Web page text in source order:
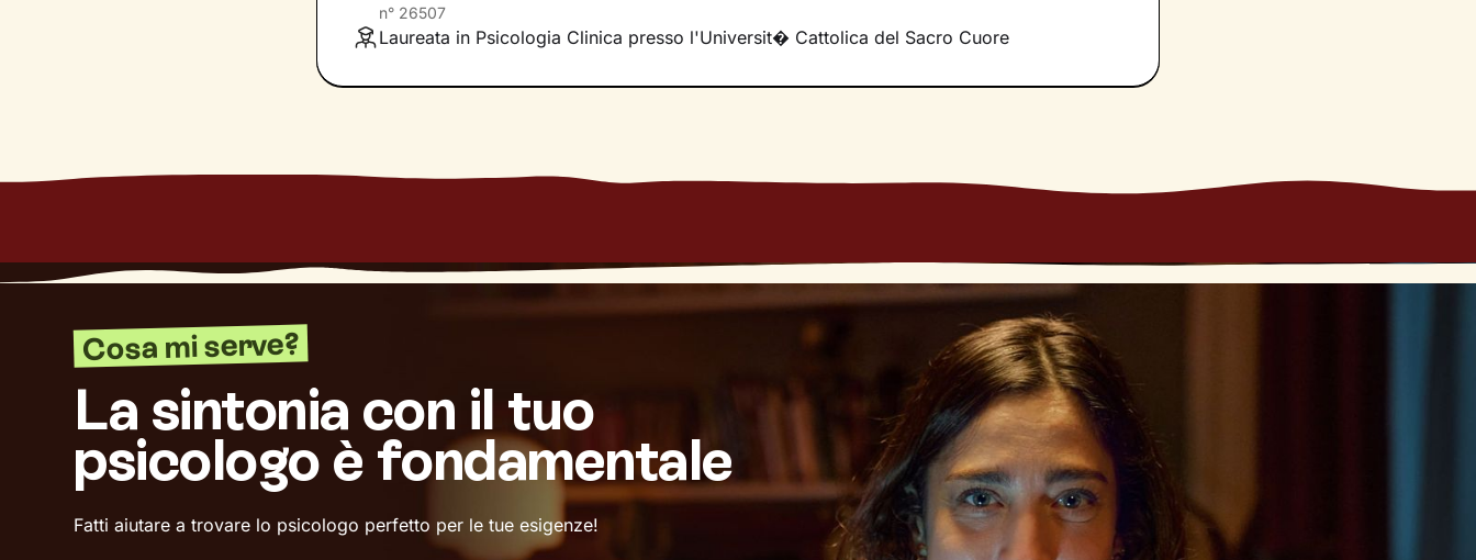
Ogni persona, infatti, è unicasia per il suo modo di agire, pensare e provare emozioni, sia
per le risorse che possiede. Con il cammino che intraprenderemo insieme terrò conto della
tua unicità e ti sosterrò nel modo più mirato possibile, peravviare con efficacia il
n° 26507
Laureata in Psicologia Clinica presso l'Universit� Cattolica del Sacro Cuore
Cosa mi serve?
La sintonia con il tuo
psicologo è fondamentale
Fatti aiutare a trovare lo psicologo perfetto per le tue esigenze!